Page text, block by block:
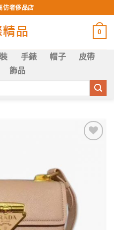
仿奢侈品店
0
手錶 帽子
皮帶
飾品